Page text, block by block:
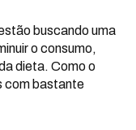
buscando uma
o consumo,
dieta. Como o
com bastante